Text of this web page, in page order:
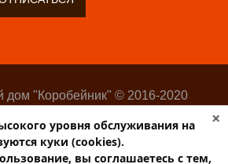
"Коробейник" © 2016-2020
изделий
Web-студия Websilon
×
уровня обслуживания на
куки (cookies).
вы соглашаетесь с тем,